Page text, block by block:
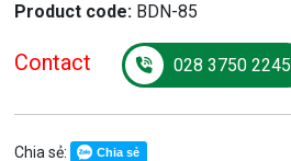
Product code: BDN-85
Contact 028 3750 2245
Chia sẻ: Chia sẻ